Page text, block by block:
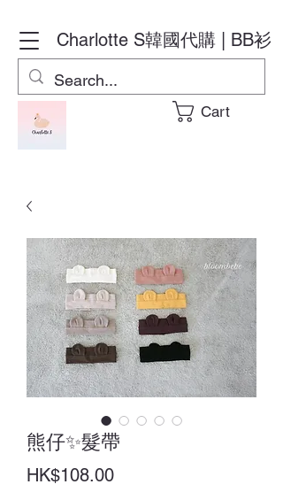
Charlotte S韓國代購 | BB衫
Cart
熊仔✨髮帶
HK$108.00Price